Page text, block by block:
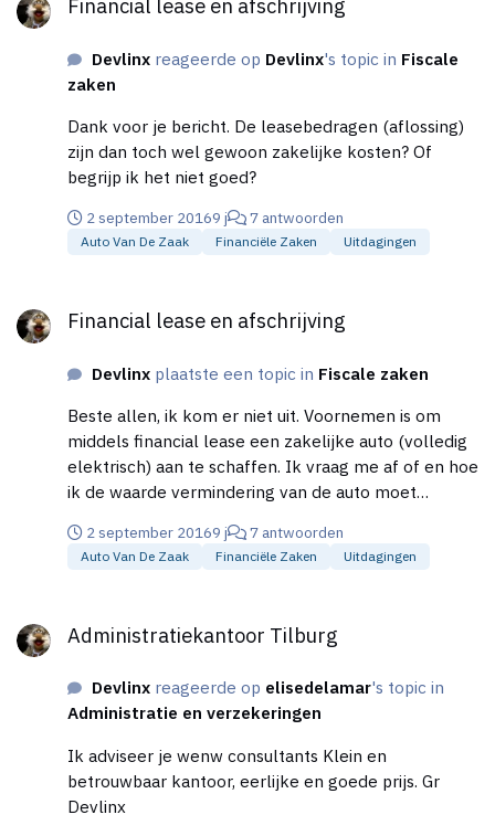
Financial lease en afschrijving
Devlinx reageerde op Devlinx's topic in Fiscale
zaken
Dank voor je bericht. De leasebedragen (aflossing)
zijn dan toch wel gewoon zakelijke kosten? Of
begrijp ik het niet goed?
2 september 20169 j 7 antwoorden
Auto Van De Zaak Financiële Zaken Uitdagingen
Financial lease en afschrijving
Devlinx plaatste een topic in Fiscale zaken
Beste allen, ik kom er niet uit. Voornemen is om
middels financial lease een zakelijke auto (volledig
elektrisch) aan te schaffen. Ik vraag me af of en hoe
ik de waarde vermindering van de auto moet
over afschrijven of zijn de maandelijkse
leasebedragen juist de afschrijving? Of allebei? Gr
2 september 20169 j 7 antwoorden
Auto Van De Zaak Financiële Zaken Uitdagingen
Administratiekantoor Tilburg
Devlinx reageerde op elisedelamar's topic in
Administratie en verzekeringen
Ik adviseer je wenw consultants Klein en
betrouwbaar kantoor, eerlijke en goede prijs. Gr
Devlinx